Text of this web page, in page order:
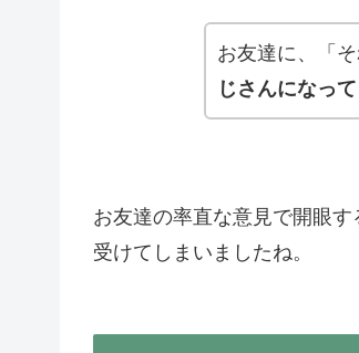
お友達に、「
じさんになっ
お友達の率直な意見で開眼
受けてしまいましたね。